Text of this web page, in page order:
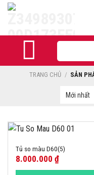
Skip
kiếm:
TRANG CHỦ / SẢN
Tủ so màu D60(5)
8.000.000 ₫